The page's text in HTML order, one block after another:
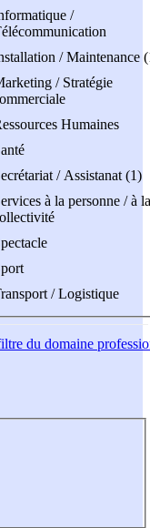
/
/ Maintenance
/ Stratégie
Humaines
/ Assistanat (1)
à la personne / à la
/ Logistique
du domaine